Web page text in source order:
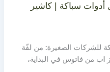
سباكة | كاشير
للشركات الصغيرة: من لفّة
اب من فاتوس في البداية،